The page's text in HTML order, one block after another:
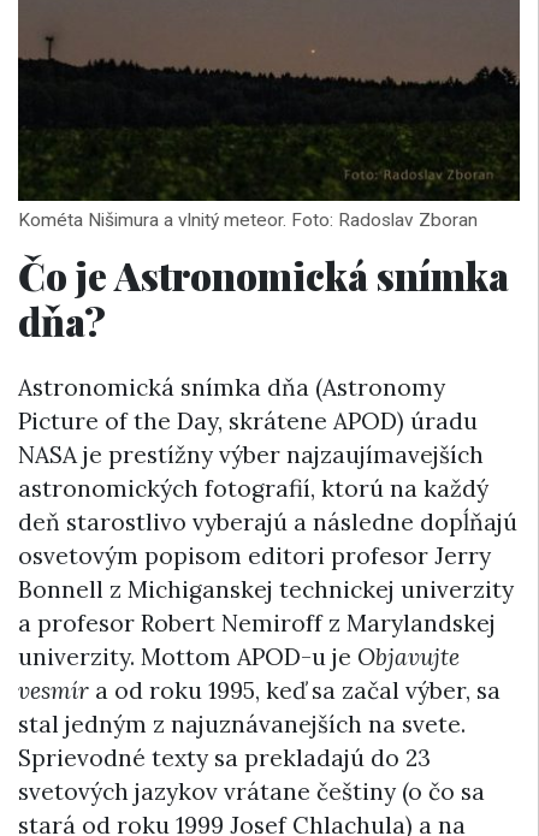
Kométa Nišimura a vlnitý meteor. Foto: Radoslav Zboran
Čo je Astronomická snímka
dňa?
Astronomická snímka dňa (Astronomy
Picture of the Day, skrátene APOD) úradu
NASA je prestížny výber najzaujímavejších
astronomických fotografií, ktorú na každý
deň starostlivo vyberajú a následne dopĺňajú
osvetovým popisom editori profesor Jerry
Bonnell z Michiganskej technickej univerzity
a profesor Robert Nemiroff z Marylandskej
univerzity. Mottom APOD-u je Objavujte
vesmír a od roku 1995, keď sa začal výber, sa
stal jedným z najuznávanejších na svete.
Sprievodné texty sa prekladajú do 23
svetových jazykov vrátane češtiny (o čo sa
stará od roku 1999 Josef Chlachula) a na